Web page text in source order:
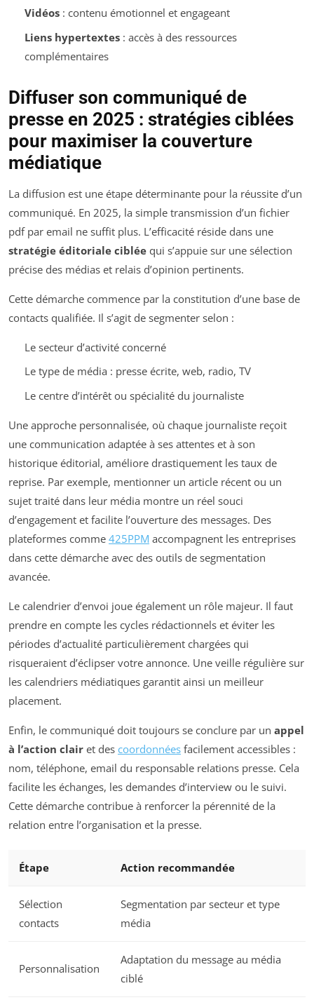
Vidéos: contenu émotionnel et engageant
Liens hypertextes: accès à des ressources
complémentaires
Diffuser son communiqué de
presse en 2025 : stratégies ciblées
pour maximiser la couverture
médiatique
La diffusion est une étape déterminante pour la réussite d’un
communiqué. En 2025, la simple transmission d’un fichier
pdf par email ne suffit plus. L’efficacité réside dans une
stratégie éditoriale ciblée qui s’appuie sur une sélection
précise des médias et relais d’opinion pertinents.
Cette démarche commence par la constitution d’une base de
contacts qualifiée. Il s’agit de segmenter selon :
Le secteur d’activité concerné
Le type de média : presse écrite, web, radio, TV
Le centre d’intérêt ou spécialité du journaliste
Une approche personnalisée, où chaque journaliste reçoit
une communication adaptée à ses attentes et à son
historique éditorial, améliore drastiquement les taux de
reprise. Par exemple, mentionner un article récent ou un
sujet traité dans leur média montre un réel souci
d’engagement et facilite l’ouverture des messages. Des
plateformes comme 425PPM accompagnent les entreprises
dans cette démarche avec des outils de segmentation
avancée.
Le calendrier d’envoi joue également un rôle majeur. Il faut
prendre en compte les cycles rédactionnels et éviter les
périodes d’actualité particulièrement chargées qui
risqueraient d’éclipser votre annonce. Une veille régulière sur
les calendriers médiatiques garantit ainsi un meilleur
placement.
Enfin, le communiqué doit toujours se conclure par un appel
à l’action clair et des coordonnées facilement accessibles :
nom, téléphone, email du responsable relations presse. Cela
facilite les échanges, les demandes d’interview ou le suivi.
Cette démarche contribue à renforcer la pérennité de la
relation entre l’organisation et la presse.
Étape Action recommandée
Sélection
contacts
Segmentation par secteur et type
média
Personnalisation
Adaptation du message au média
ciblé